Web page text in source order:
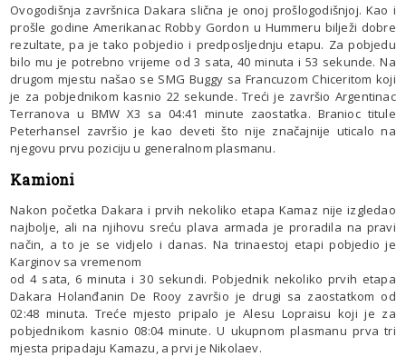
Ovogodišnja završnica Dakara slična je onoj prošlogodišnjoj. Kao i
prošle godine Amerikanac Robby Gordon u Hummeru bilježi dobre
rezultate, pa je tako pobjedio i predposljednju etapu. Za pobjedu
bilo mu je potrebno vrijeme od 3 sata, 40 minuta i 53 sekunde. Na
drugom mjestu našao se SMG Buggy sa Francuzom Chiceritom koji
je za pobjednikom kasnio 22 sekunde. Treći je završio Argentinac
Terranova u BMW X3 sa 04:41 minute zaostatka. Branioc titule
Peterhansel završio je kao deveti što nije značajnije uticalo na
njegovu prvu poziciju u generalnom plasmanu.
Kamioni
Nakon početka Dakara i prvih nekoliko etapa Kamaz nije izgledao
najbolje, ali na njihovu sreću plava armada je proradila na pravi
način, a to je se vidjelo i danas. Na trinaestoj etapi pobjedio je
Karginov sa vremenom
od 4 sata, 6 minuta i 30 sekundi. Pobjednik nekoliko prvih etapa
Dakara Holanđanin De Rooy završio je drugi sa zaostatkom od
02:48 minuta. Treće mjesto pripalo je Alesu Lopraisu koji je za
pobjednikom kasnio 08:04 minute. U ukupnom plasmanu prva tri
mjesta pripadaju Kamazu, a prvi je Nikolaev.